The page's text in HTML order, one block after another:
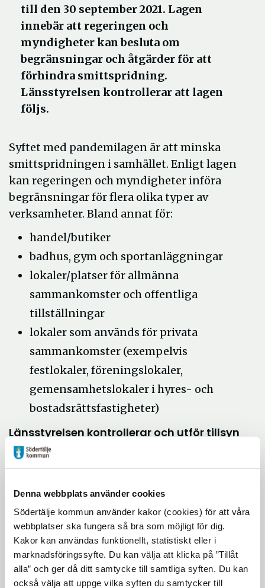
Denna webbplats använder cookies
Södertälje kommun använder kakor (cookies) för att våra
webbplatser ska fungera så bra som möjligt för dig.
Kakor kan användas funktionellt, statistiskt eller i
marknadsföringssyfte. Du kan välja att klicka på ”Tillåt
alla” och ger då ditt samtycke till samtliga syften. Du kan
också välja att uppge vilka syften du samtycker till
till den 30 september 2021. Lagen
innebär att regeringen och
myndigheter kan besluta om
begränsningar och åtgärder för att
förhindra smittspridning.
Länsstyrelsen kontrollerar att lagen
följs.
Syftet med pandemilagen är att minska
smitt­spridningen i samhället. Enligt lagen
kan regeringen och myndigheter införa
begränsningar för flera olika typer av
verksamheter. Bland annat för:
handel/butiker
badhus, gym och sportanläggningar
lokaler/platser för allmänna
sammankomster och offentliga
tillställningar
lokaler som används för privata
sammankomster (exempelvis
festlokaler, föreningslokaler,
gemensamhetslokaler i hyres- och
bostadsrättsfastigheter)
Länsstyrelsen kontrollerar och utför tillsyn
Länsstyrelsen ska se till så att
pandemilagen följs. I första hand jobbar
Tillsyn av en verksamhet utförs där risken
för smittspridning bedöms vara störst. Om
pandemilagen inte följs kan det bli
nedstängning av verksamheter och vite kan
dömas ut.